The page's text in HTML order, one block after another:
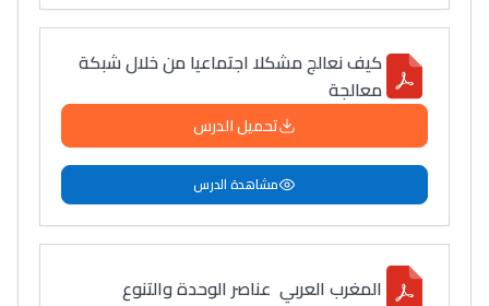
كيف نعالج مشكلا اجتماعيا من خلال شبكة
معالجة
تحميل الدرس
مشاهدة الدرس
المغرب العربي عناصر الوحدة والتنوع